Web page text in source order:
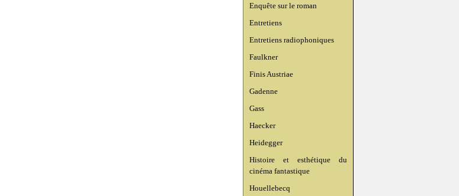
Enquête sur le roman
Entretiens
Entretiens radiophoniques
Faulkner
Finis Austriae
Gadenne
Gass
Haecker
Heidegger
Histoire et esthétique du
cinéma fantastique
Houellebecq